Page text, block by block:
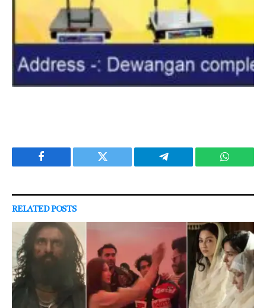
Facebook Twitter Telegram
RELATEDPOSTS